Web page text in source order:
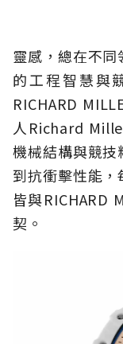
靈感，總在不
的工程智慧與
RICHARD
人Richard
機械結構與競
到抗衝擊性能，
皆與RICHARD
契。